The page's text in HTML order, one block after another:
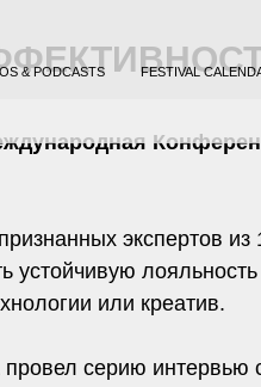
& PODCASTS FESTIVAL
экспертов
или креатив.
серию интервью